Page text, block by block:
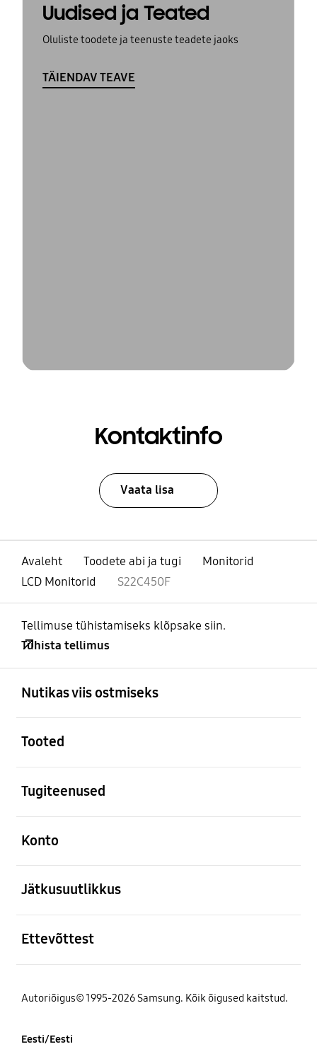
Uudised ja Teated
Oluliste toodete ja teenuste teadete jaoks
TÄIENDAV TEAVE
Kontaktinfo
Vaata lisa
Avaleht Toodete abi ja tugi
Monitorid
LCD Monitorid
S22C450F
Tellimuse tühistamiseks klõpsake siin.
Tühista tellimus
Nutikas viis ostmiseks
Tooted
Tugiteenused
Konto
Jätkusuutlikkus
Ettevõttest
Autoriõigus© 1995-2026 Samsung. Kõik õigused kaitstud.
Eesti/Eesti